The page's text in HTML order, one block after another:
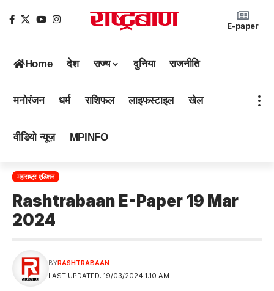
E-paper
Home देश राज्य दुनिया राजनीति
मनोरंजन धर्म राशिफल लाइफस्टाइल खेल
वीडियो न्यूज़ MPINFO
महाराष्ट्र एडिशन
Rashtrabaan E-Paper 19 Mar
2024
LAST UPDATED: 19/03/2024 1:10 AM
BYRASHTRABAAN